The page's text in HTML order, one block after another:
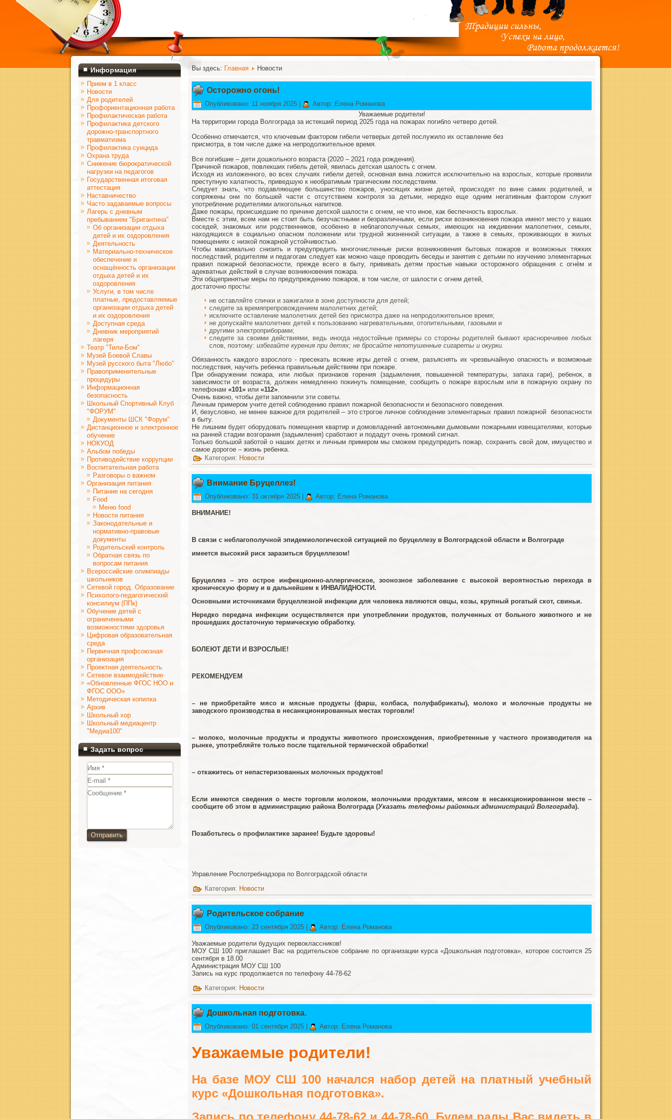
Информация
Прием в 1 класс
Новости
Для родителей
Профориентационная работа
Профилактическая работа
Профилактика детского
дорожно-транспортного
травматизма
Профилактика суицида
Охрана труда
Снижение бюрократической
нагрузки на педагогов
Государственная итоговая
аттестация
Наставничество
Часто задаваемые вопросы
Лагерь с дневным
пребыванием "Бригантина"
Об организации отдыха
детей и их оздоровления
Деятельность
Материально-техническое
обеспечение и
оснащённость организации
отдыха детей и их
оздоровления
Услуги, в том числе
платные, предоставляемые
организации отдыха детей
и их оздоровления
Доступная среда
Дневник мероприятий
лагеря
Театр "Тили-Бом"
Музей Боевой Славы
Музей русского быта "Любо"
Правоприменительные
процедуры
Информационная
безопасность
Школьный Спортивный Клуб
"ФОРУМ"
Документы ШСК "Форум"
Дистанционное и электронное
обучение
НОКУОД
Альбом победы
Противодействие коррупции
Воспитательная работа
Разговоры о важном
Организация питания
Питание на сегодня
Food
Меню food
Новости питания
Законодательные и
нормативно-правовые
документы
Родительский контроль
Обратная связь по
вопросам питания
Всероссийские олимпиады
школьников
Сетевой город. Образование
Психолого-педагогический
консилиум (ППк)
Обучение детей с
ограниченными
возможностями здоровья
Цифровая образовательная
среда
Первичная профсоюзная
организация
Проектная деятельность
Сетевое взаимодействие
«Обновленные ФГОС НОО и
ФГОС ООО»
Методическая копилка
Архив
Школьный хор
Школьный медиацентр
"Медиа100"
Задать вопрос
Отправить
Вы здесь: Главная Новости
Осторожно огонь!
Опубликовано: 11 ноября 2025
Автор: Елена Романова
Уважаемые родители!
На территории города Волгограда за истекший период 2025 года на пожарах погибло четверо детей.
Особенно отмечается, что ключевым фактором гибели четверых детей послужило их оставление без
присмотра, в том числе даже на непродолжительное время.
Все погибшие – дети дошкольного возраста (2020 – 2021 года рождения).
Причиной пожаров, повлекших гибель детей, явилась детская шалость с огнем.
Исходя из изложенного, во всех случаях гибели детей, основная вина ложится исключительно на взрослых, которые проявили
преступную халатность, приведшую к необратимым трагическим последствиям.
Следует знать, что подавляющее большинство пожаров, уносящих жизни детей, происходят по вине самих родителей, и
сопряжены они по большей части с отсутствием контроля за детьми, нередко еще одним негативным фактором служит
употребление родителями алкогольных напитков.
Даже пожары, происшедшие по причине детской шалости с огнем, не что иное, как беспечность взрослых.
Вместе с этим, всем нам не стоит быть безучастными и безразличными, если риски возникновения пожара имеют место у ваших
соседей, знакомых или родственников, особенно в неблагополучных семьях, имеющих на иждивении малолетних, семьях,
находящихся в социально опасном положении или трудной жизненной ситуации, а также в семьях, проживающих в жилых
помещениях с низкой пожарной устойчивостью.
Чтобы максимально снизить и предупредить многочисленные риски возникновения бытовых пожаров и возможных тяжких
последствий, родителям и педагогам следует как можно чаще проводить беседы и занятия с детьми по изучению элементарных
правил пожарной безопасности, прежде всего в быту, прививать детям простые навыки осторожного обращения с огнём и
адекватных действий в случае возникновения пожара.
Эти общепринятые меры по предупреждению пожаров, в том числе, от шалости с огнем детей,
достаточно просты:
не оставляйте спички и зажигалки в зоне доступности для детей;
следите за времяпрепровождением малолетних детей;
исключите оставление малолетних детей без присмотра даже на непродолжительное время;
не допускайте малолетних детей к пользованию нагревательными, отопительными, газовыми и
другими электроприборами;
следите за своими действиями, ведь иногда недостойные примеры со стороны родителей бывают красноречивее любых
слов, поэтому: избегайте курения при детях; не бросайте непотушенные сигареты и окурки.
Обязанность каждого взрослого - пресекать всякие игры детей с огнем, разъяснять их чрезвычайную опасность и возможные
последствия, научить ребенка правильным действиям при пожаре.
При обнаружении пожара, или любых признаков горения (задымления, повышенной температуры, запаха гари), ребенок, в
зависимости от возраста, должен немедленно покинуть помещение, сообщить о пожаре взрослым или в пожарную охрану по
телефонам «101» или «112».
Очень важно, чтобы дети запомнили эти советы.
Личным примером учите детей соблюдению правил пожарной безопасности и безопасного поведения.
И, безусловно, не менее важное для родителей – это строгое личное соблюдение элементарных правил пожарной безопасности
в быту.
Не лишним будет оборудовать помещения квартир и домовладений автономными дымовыми пожарными извещателями, которые
на ранней стадии возгорания (задымления) сработают и подадут очень громкий сигнал.
Только большой заботой о наших детях и личным примером мы сможем предупредить пожар, сохранить свой дом, имущество и
самое дорогое – жизнь ребенка.
Категория: Новости
Внимание Бруцеллез!
Опубликовано: 31 октября 2025 Автор: Елена Романова
ВНИМАНИЕ!
В связи с неблагополучной эпидемиологической ситуацией по бруцеллезу в Волгоградской области и Волгограде
имеется высокий риск заразиться бруцеллезом!
Бруцеллез – это острое инфекционно-аллергическое, зоонозное заболевание с высокой вероятностью перехода в
хроническую форму и в дальнейшем к ИНВАЛИДНОСТИ.
Основными источниками бруцеллезной инфекции для человека являются овцы, козы, крупный рогатый скот, свиньи.
Нередко передача инфекции осуществляется при употреблении продуктов, полученных от больного животного и не
прошедших достаточную термическую обработку.
БОЛЕЮТ ДЕТИ И ВЗРОСЛЫЕ!
РЕКОМЕНДУЕМ
– не приобретайте мясо и мясные продукты (фарш, колбаса, полуфабрикаты), молоко и молочные продукты не
заводского производства в несанкционированных местах торговли!
– молоко, молочные продукты и продукты животного происхождения, приобретенные у частного производителя на
рынке, употребляйте только после тщательной термической обработки!
– откажитесь от непастеризованных молочных продуктов!
Если имеются сведения о месте торговли молоком, молочными продуктами, мясом в несанкционированном месте –
сообщите об этом в администрацию района Волгограда (Указать телефоны районных администраций Волгограда).
Позаботьтесь о профилактике заранее! Будьте здоровы!
Управление Роспотребнадзора по Волгоградской области
Категория: Новости
Родительское собрание
Опубликовано: 23 сентября 2025 Автор: Елена Романова
Уважаемые родители будущих первоклассников!
МОУ СШ 100 приглашает Вас на родительское собрание по организации курса «Дошкольная подготовка», которое состоится 25
сентября в 18.00
Администрация МОУ СШ 100
Запись на курс продолжается по телефону 44-78-62
Категория: Новости
Дошкольная подготовка.
Опубликовано: 01 сентября 2025 Автор: Елена Романова
Уважаемые родители!
На базе МОУ СШ 100 начался набор детей на платный учебный
курс «Дошкольная подготовка».